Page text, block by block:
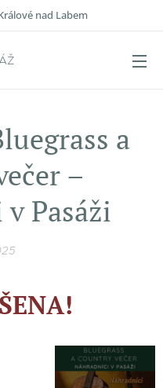
nad Labem
a
–
Pasáži